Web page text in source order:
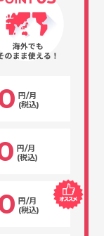
円/月
(税込)
円/月
(税込)
円/月
(税込)